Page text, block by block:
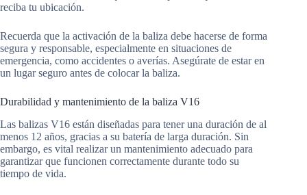
reciba tu ubicación.
Recuerda que la activación de la baliza debe hacerse de forma
segura y responsable, especialmente en situaciones de
emergencia, como accidentes o averías. Asegúrate de estar en
un lugar seguro antes de colocar la baliza.
Durabilidad y mantenimiento de la baliza V16
Las balizas V16 están diseñadas para tener una duración de al
menos 12 años, gracias a su batería de larga duración. Sin
embargo, es vital realizar un mantenimiento adecuado para
garantizar que funcionen correctamente durante todo su
tiempo de vida.